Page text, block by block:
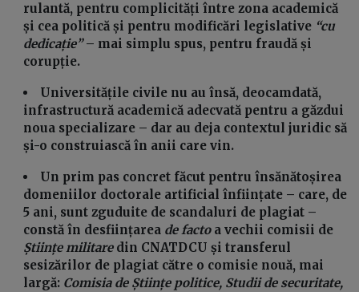
rulantă, pentru complicități între zona academică
și cea politică și pentru modificări legislative “cu
dedicație”– mai simplu spus, pentru fraudă și
corupție.
Universitățile civile nu au însă, deocamdată,
infrastructură academică adecvată pentru a găzdui
noua specializare – dar au deja contextul juridic să
și-o construiască în anii care vin.
Un prim pas concret făcut pentru însănătoșirea
domeniilor doctorale artificial înființate – care, de
5 ani, sunt zguduite de scandaluri de plagiat –
constă în desființarea de factoa vechii comisii de
Științe militaredin CNATDCU și transferul
sesizărilor de plagiat către o comisie nouă, mai
largă: Comisia de Științe politice, Studii de securitate,